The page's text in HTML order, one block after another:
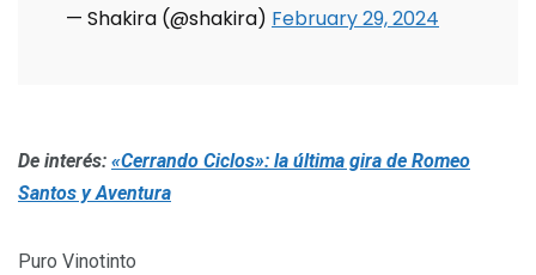
— Shakira (@shakira) February 29, 2024
De interés: «Cerrando Ciclos»: la última gira de Romeo
Santos y Aventura
Puro Vinotinto